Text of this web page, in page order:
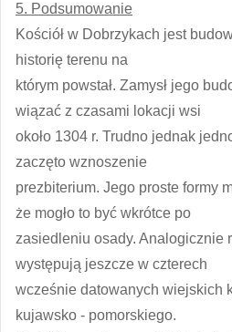
5. Podsumowanie
Kościół w Dobrzykach jest
historię terenu na
którym powstał. Zamysł jego
wiązać z czasami lokacji wsi
około 1304 r. Trudno jednak
zaczęto wznoszenie
prezbiterium. Jego proste formy
że mogło to być wkrótce po
zasiedleniu osady. Analogicznie
występują jeszcze w czterech
wcześnie datowanych wiejskich
kujawsko - pomorskiego.